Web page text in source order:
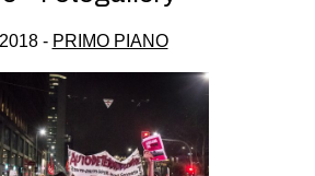
DEGENERAZIONE
GAZA FREESTYLE
CSOA LAMBRETTA
MSM
- PRIMO PIANO